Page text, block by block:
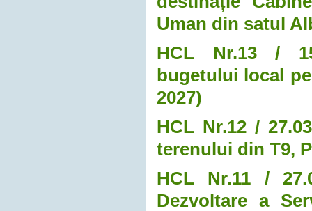
Uman din satul
HCL Nr.13 /
bugetului local
2027)
HCL Nr.12 /
terenului din T9,
HCL Nr.11 /
Dezvoltare a